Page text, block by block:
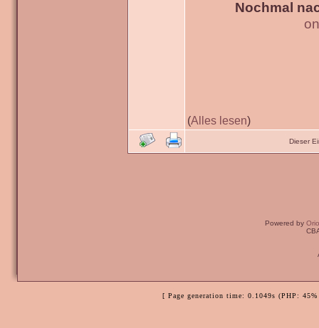
Nochmal
(Alles lesen)
Dieser
Powered by
[ Page generation time: 0.1049s (PHP: